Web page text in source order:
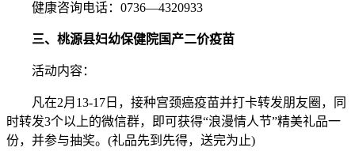
健康咨询电话：0736—4320933
三、桃源县妇幼保健院国产二价疫苗
活动内容：
凡在2月13-17日，接种宫颈癌疫苗并打卡转发朋友圈，同
时转发3个以上的微信群，即可获得“浪漫情人节”精美礼品一
份，并参与抽奖。(礼品先到先得，送完为止)